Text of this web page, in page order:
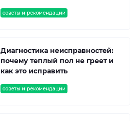
советы и рекомендации
советы и рекомендации
Диагностика неисправностей:
почему теплый пол не греет и
как это исправить